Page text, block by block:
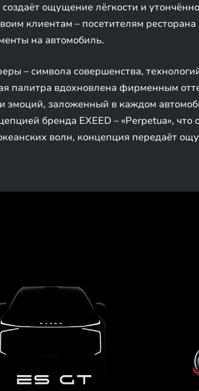
ощущение лёгкости и
клиентам – посетителям
на автомобиль.
– символа совершенства,
палитра вдохновлена фирменным
эмоций, заложенный в каждом
бренда EXEED – «Perpetua»,
волн, концепция передаёт